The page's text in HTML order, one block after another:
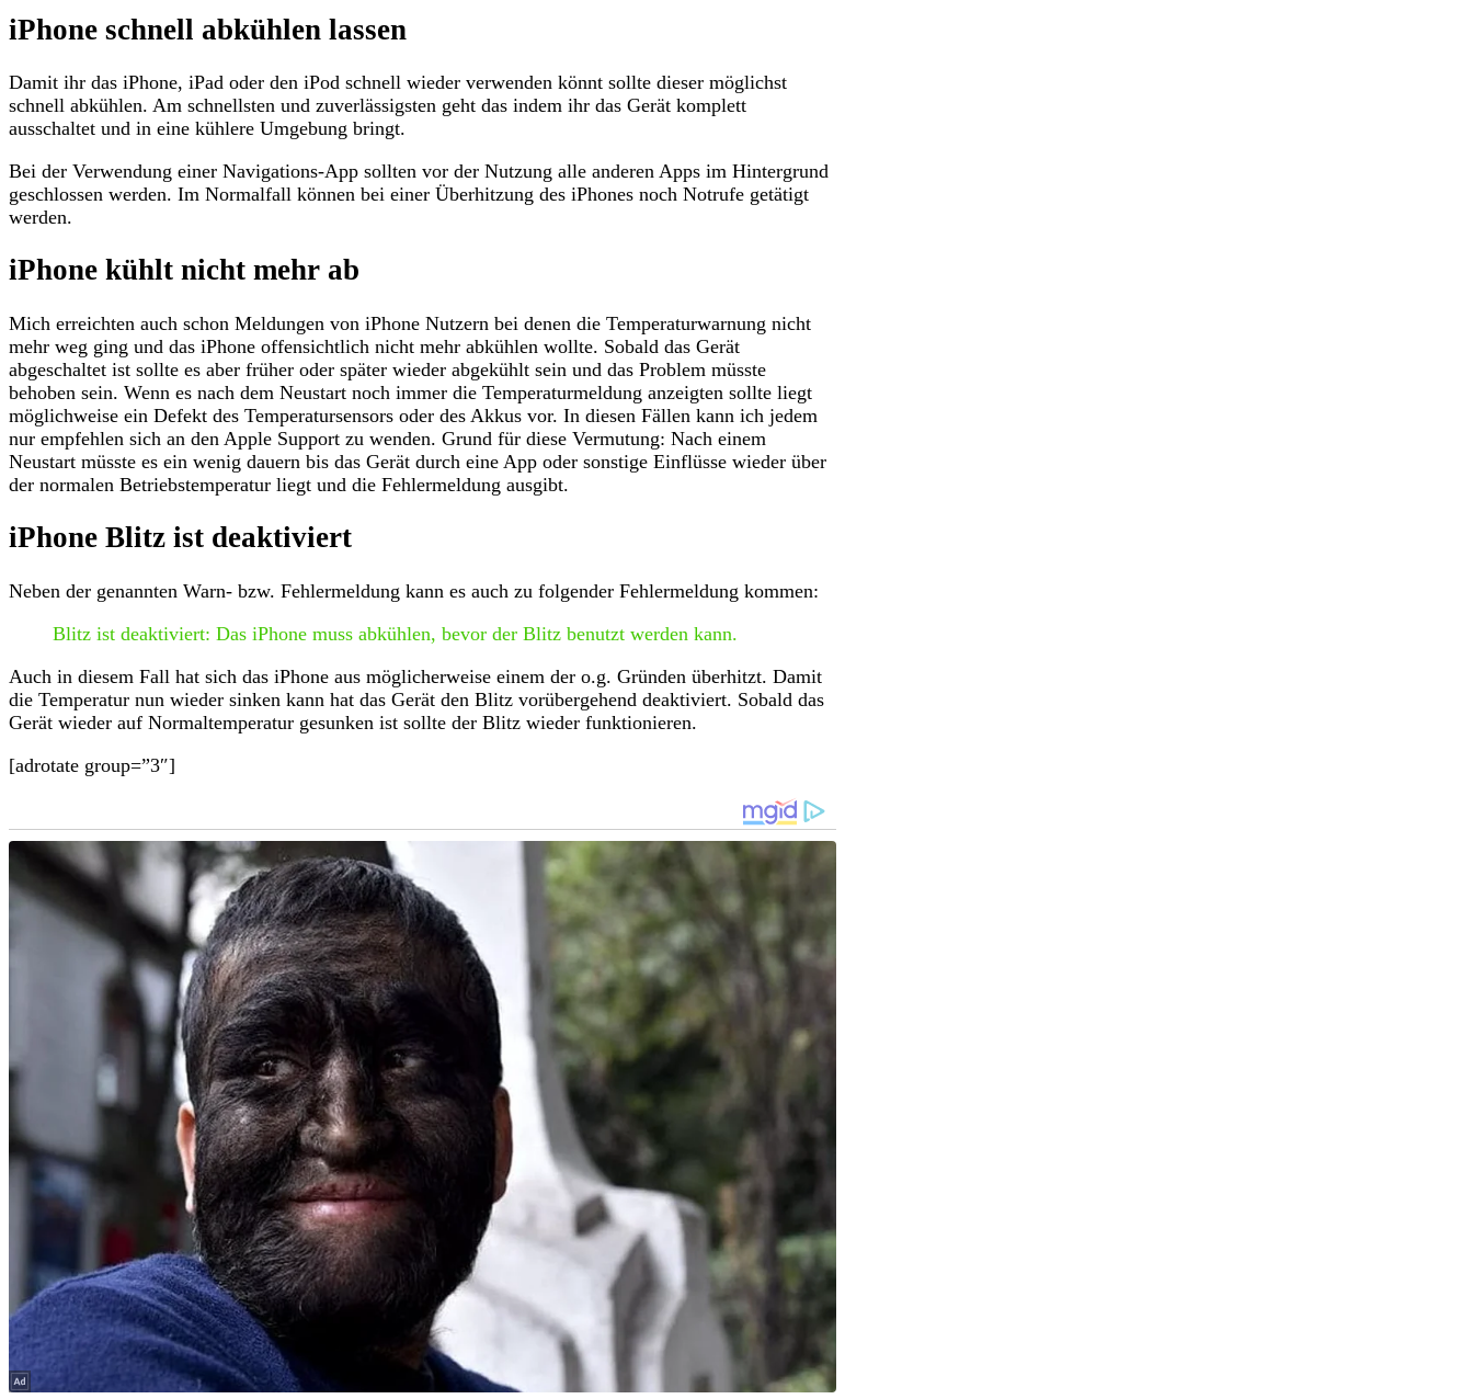
iPhone schnell abkühlen lassen
Damit ihr das iPhone, iPad oder den iPod schnell wieder verwenden könnt sollte dieser möglichst
schnell abkühlen. Am schnellsten und zuverlässigsten geht das indem ihr das Gerät komplett
ausschaltet und in eine kühlere Umgebung bringt.
Bei der Verwendung einer Navigations-App sollten vor der Nutzung alle anderen Apps im Hintergrund
geschlossen werden. Im Normalfall können bei einer Überhitzung des iPhones noch Notrufe getätigt
werden.
iPhone kühlt nicht mehr ab
Mich erreichten auch schon Meldungen von iPhone Nutzern bei denen die Temperaturwarnung nicht
mehr weg ging und das iPhone offensichtlich nicht mehr abkühlen wollte. Sobald das Gerät
abgeschaltet ist sollte es aber früher oder später wieder abgekühlt sein und das Problem müsste
behoben sein. Wenn es nach dem Neustart noch immer die Temperaturmeldung anzeigten sollte liegt
möglichweise ein Defekt des Temperatursensors oder des Akkus vor. In diesen Fällen kann ich jedem
nur empfehlen sich an den Apple Support zu wenden. Grund für diese Vermutung: Nach einem
Neustart müsste es ein wenig dauern bis das Gerät durch eine App oder sonstige Einflüsse wieder über
der normalen Betriebstemperatur liegt und die Fehlermeldung ausgibt.
iPhone Blitz ist deaktiviert
Neben der genannten Warn- bzw. Fehlermeldung kann es auch zu folgender Fehlermeldung kommen:
Blitz ist deaktiviert: Das iPhone muss abkühlen, bevor der Blitz benutzt werden kann.
Auch in diesem Fall hat sich das iPhone aus möglicherweise einem der o.g. Gründen überhitzt. Damit
die Temperatur nun wieder sinken kann hat das Gerät den Blitz vorübergehend deaktiviert. Sobald das
Gerät wieder auf Normaltemperatur gesunken ist sollte der Blitz wieder funktionieren.
[adrotate group=”3″]